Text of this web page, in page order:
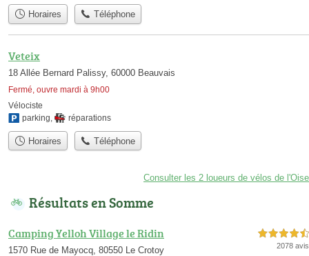
Horaires Téléphone
Veteix
18 Allée Bernard Palissy, 60000 Beauvais
Fermé, ouvre mardi à 9h00
Vélociste
parking
réparations
Horaires Téléphone
Consulter les 2 loueurs de vélos de l'Oise
Résultats en Somme
Camping Yelloh Village le Ridin
1570 Rue de Mayocq, 80550 Le Crotoy
4,5 étoiles sur 5
2078 avis